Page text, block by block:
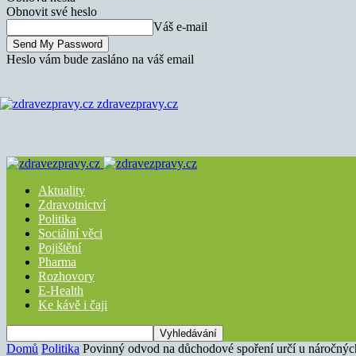
Obnovit své heslo
Váš e-mail
Heslo vám bude zasláno na váš email
zdravezpravy.cz
Aktuality
Zdravotnictví
Politika
Sociální věci
Pojištění
Pharma
Rozhovory
E-Health
Ke kávě i čaji
Domů Politika Povinný odvod na důchodové spoření určí u